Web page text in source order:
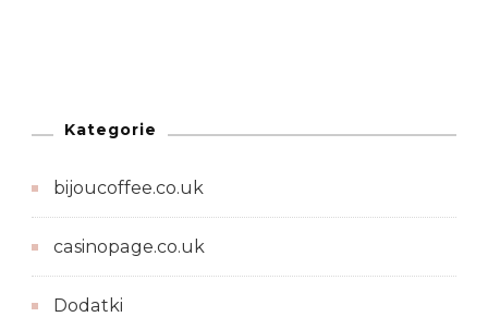
Kategorie
bijoucoffee.co.uk
casinopage.co.uk
Dodatki